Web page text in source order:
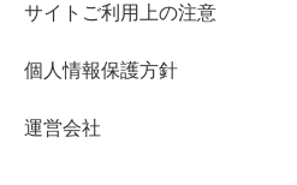
サイトご利用上の注意
個人情報保護方針
運営会社